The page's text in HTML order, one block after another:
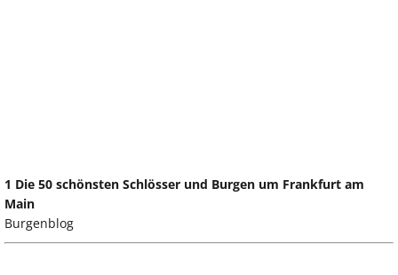
1 Die 50 schönsten Schlösser und Burgen um Frankfurt am
Main
Burgenblog